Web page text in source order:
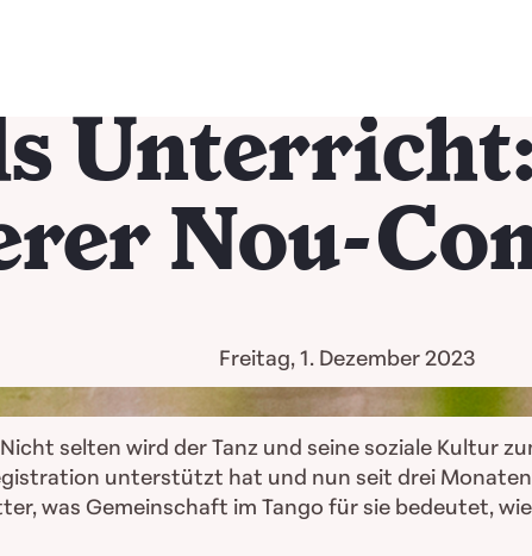
Nou-
Freitag, 1. Dezember 2023
selten wird der Tanz und seine soziale Kultur
unterstützt hat und nun seit drei
was Gemeinschaft im Tango für sie bedeutet,